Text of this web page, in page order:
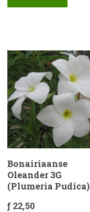
Bonairiaanse
Oleander 3G
(Plumeria Pudica)
ƒ 22,50